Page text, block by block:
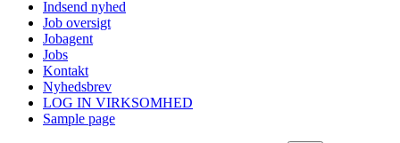
Indsend nyhed
Job oversigt
Jobagent
Jobs
Kontakt
Nyhedsbrev
LOG IN VIRKSOMHED
Sample page